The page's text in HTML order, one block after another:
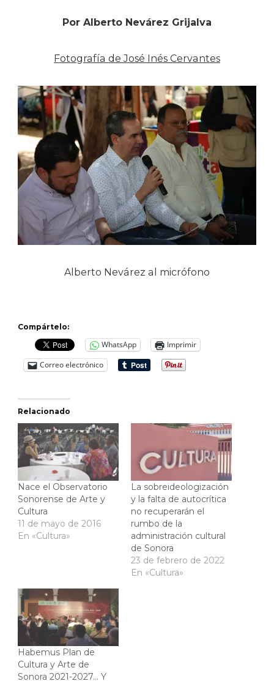
Por Alberto Nevárez Grijalva
Fotografía de José Inés Cervantes
Alberto Nevárez al micrófono
Compártelo:
WhatsApp
Imprimir
Correo electrónico
Relacionado
Nace el Observatorio
Sonorense de Arte y
Cultura
11 de mayo de 2016
En «Cultura»
La sobreideologización
y la falta de autocrítica
no recuperarán el
rumbo de la
administración cultural
de Sonora
23 de febrero de 2022
En «Cultura»
Habemus Plan de
Cultura y Arte de
Sonora 2021-2027… Y